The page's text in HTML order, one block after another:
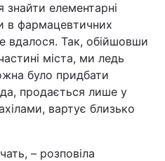
Наука
Лайт
Інциденти
Погода
знайти елементарні
в фармацевтичних
вдалося. Так, обійшовши
міста, ми ледь
було придбати
продається лише у
вартує близько
– розповіла